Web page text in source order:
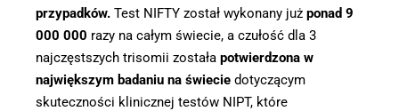
przypadków. Test NIFTY został wykonany już ponad 9
000 000 razy na całym świecie, a czułość dla 3
najczęstszych trisomii została potwierdzona w
największym badaniu na świecie dotyczącym
skuteczności klinicznej testów NIPT, które